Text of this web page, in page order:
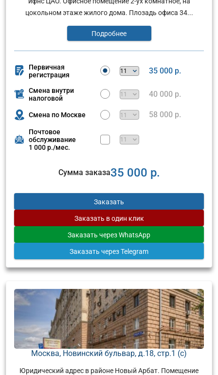
цокольном этаже жилого дома. Плозадь офиса 34...
Подробнее
Первичная
регистрация
35 000 р.
Смена внутри
налоговой
40 000 р.
Смена по Москве 58 000 р.
Почтовое
обслуживание
1 000 р./мес.
Сумма заказа35 000 р.
Заказать
Заказать в один клик
Заказать через WhatsApp
Заказать через Telegram
Москва, Новинский бульвар, д.18, стр.1 (с)
Юридический адрес в районе Новый Арбат. Помещение